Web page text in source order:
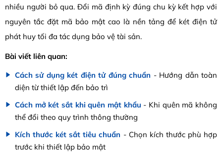
nhiều người bỏ qua. Đổi mã định kỳ đúng chu kỳ kết hợp với
nguyên tắc đặt mã bảo mật cao là nền tảng để két điện tử
phát huy tối đa tác dụng bảo vệ tài sản.
Bài viết liên quan:
Cách sử dụng két điện tử đúng chuẩn - Hướng dẫn toàn
diện từ thiết lập đến bảo trì
Cách mở két sắt khi quên mật khẩu - Khi quên mã không
thể đổi theo quy trình thông thường
Kích thước két sắt tiêu chuẩn - Chọn kích thước phù hợp
trước khi thiết lập bảo mật